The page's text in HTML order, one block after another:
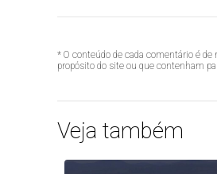
* O conteúdo de cada comentário é
propósito do site ou que contenham
Veja também